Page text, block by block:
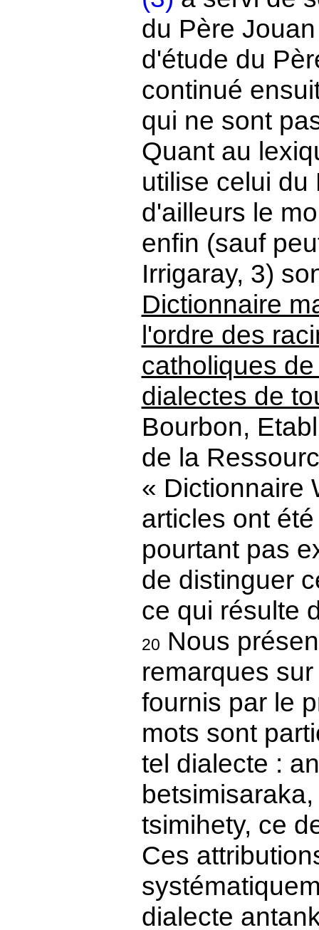
du Père
d'étude du
continué
qui ne sont
Quant au
utilise celui du
d'ailleurs le
enfin (sauf
Irrigaray, 3)
Dictionnaire
l'ordre des
catholiques
dialectes de
Bourbon,
de la
« Dictionnaire
articles ont
pourtant pas
de distinguer
ce qui résulte
20 Nous
remarques
fournis par le
mots sont
tel dialecte :
tsimihety, ce
Ces
dialecte